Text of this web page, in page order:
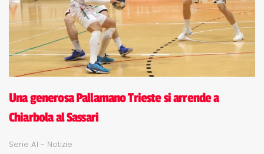
Una generosa Pallamano Trieste si arrende a
Chiarbola al Sassari
Serie A1 - Notizie